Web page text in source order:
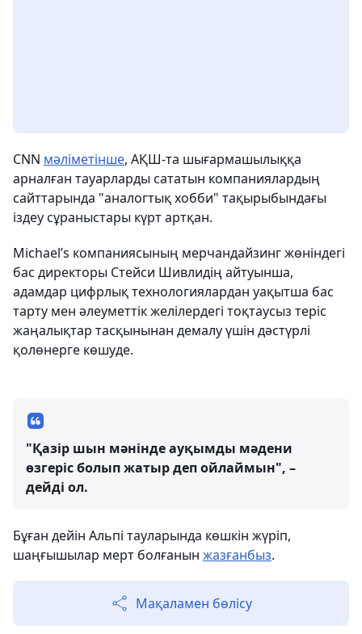
CNN мәліметінше, АҚШ-та шығармашылыққа
арналған тауарларды сататын компаниялардың
сайттарында "аналогтық хобби" тақырыбындағы
іздеу сұраныстары күрт артқан.
Michael’s компаниясының мерчандайзинг жөніндегі
бас директоры Стейси Шивлидің айтуынша,
адамдар цифрлық технологиялардан уақытша бас
тарту мен әлеуметтік желілердегі тоқтаусыз теріс
жаңалықтар тасқынынан демалу үшін дәстүрлі
қолөнерге көшуде.
"Қазір шын мәнінде ауқымды мәдени
өзгеріс болып жатыр деп ойлаймын", –
дейді ол.
Бұған дейін Альпі тауларында көшкін жүріп,
шаңғышылар мерт болғанын жазғанбыз.
Мақаламен бөлісу